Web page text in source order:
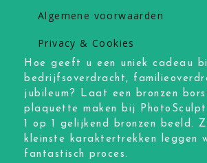
Algemene voorwaarden
Privacy & Cookies
Hoe geeft u een uniek cadeau
bedrijfsoverdracht,
jubileum? Laat een bronzen
plaquette maken bij
1 op 1 gelijkend bronzen beeld.
kleinste karaktertrekken leggen
fantastisch proces.